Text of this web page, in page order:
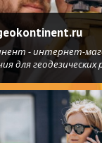
- интернет-
для